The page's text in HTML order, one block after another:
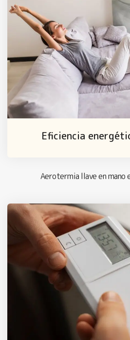
Eficiencia
Aerotermia llave en mano